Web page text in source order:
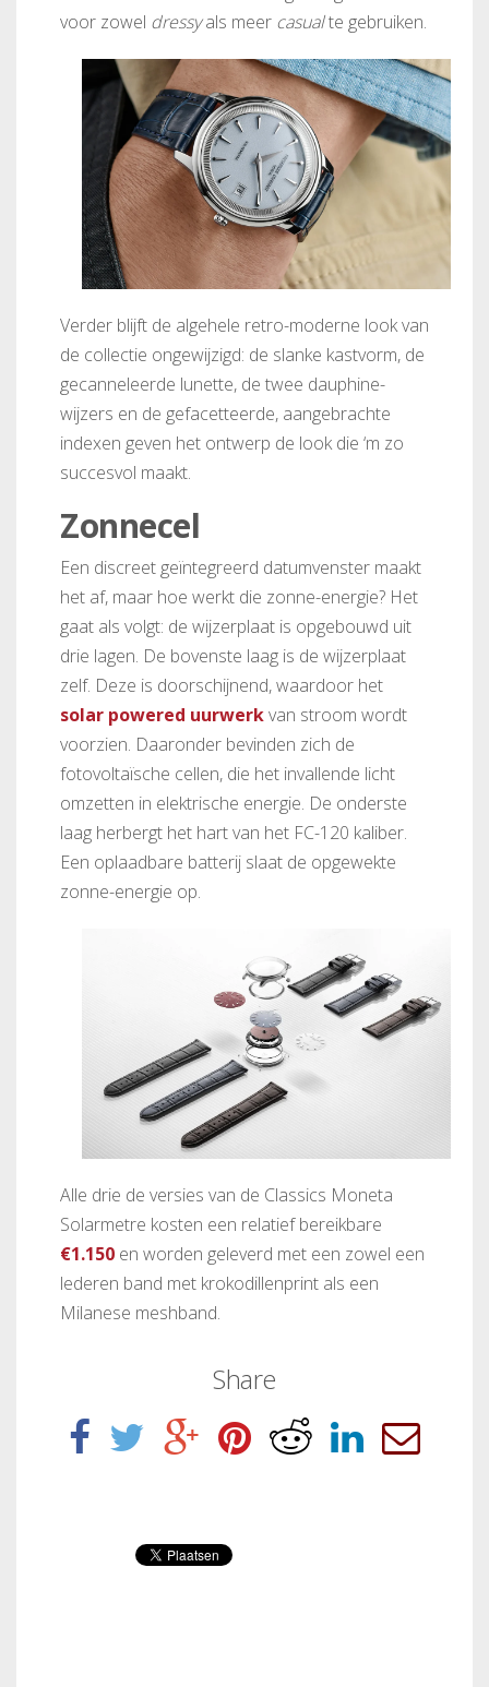
voor zowel dressyals meer casualte gebruiken.
Verder blijft de algehele retro-moderne look van
de collectie ongewijzigd: de slanke kastvorm, de
gecanneleerde lunette, de twee dauphine-
wijzers en de gefacetteerde, aangebrachte
indexen geven het ontwerp de look die ‘m zo
succesvol maakt.
Zonnecel
Een discreet geïntegreerd datumvenster maakt
het af, maar hoe werkt die zonne-energie? Het
gaat als volgt: de wijzerplaat is opgebouwd uit
drie lagen. De bovenste laag is de wijzerplaat
zelf. Deze is doorschijnend, waardoor het
solar powered uurwerkvan stroom wordt
voorzien. Daaronder bevinden zich de
fotovoltaïsche cellen, die het invallende licht
omzetten in elektrische energie. De onderste
laag herbergt het hart van het FC-120 kaliber.
Een oplaadbare batterij slaat de opgewekte
zonne-energie op.
Alle drie de versies van de Classics Moneta
Solarmetre kosten een relatief bereikbare
€1.150 en worden geleverd met een zowel een
lederen band met krokodillenprint als een
Milanese meshband.
Share